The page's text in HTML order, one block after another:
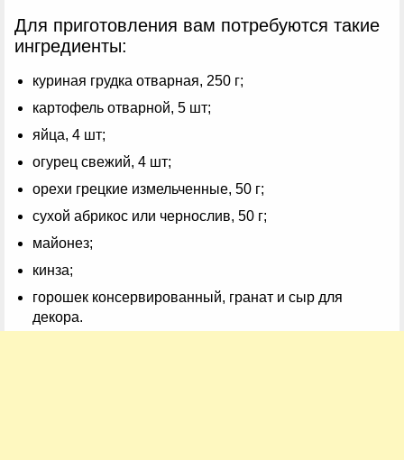
Для приготовления вам потребуются такие
ингредиенты:
куриная грудка отварная, 250 г;
картофель отварной, 5 шт;
яйца, 4 шт;
огурец свежий, 4 шт;
орехи грецкие измельченные, 50 г;
сухой абрикос или чернослив, 50 г;
майонез;
кинза;
горошек консервированный, гранат и сыр для
декора.